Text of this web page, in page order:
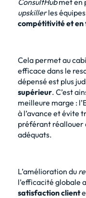
ConsultHubmet en
upskillerles
compétitivité et en
Cela permet au
efficace dans le
dépensé est plus
supérieur. C’est
meilleure marge :
à l’avance et évite
préférant réallouer
adéquats.
L’amélioration du
l’efficacité globale
satisfaction client